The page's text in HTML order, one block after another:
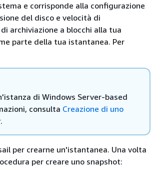
e corrisponde alla configurazione
del disco e velocità di
archiviazione a blocchi alla tua
parte della tua istantanea. Per
di Windows Server-based
consulta Creazione di uno
.
per crearne un'istantanea. Una volta
per creare uno snapshot: